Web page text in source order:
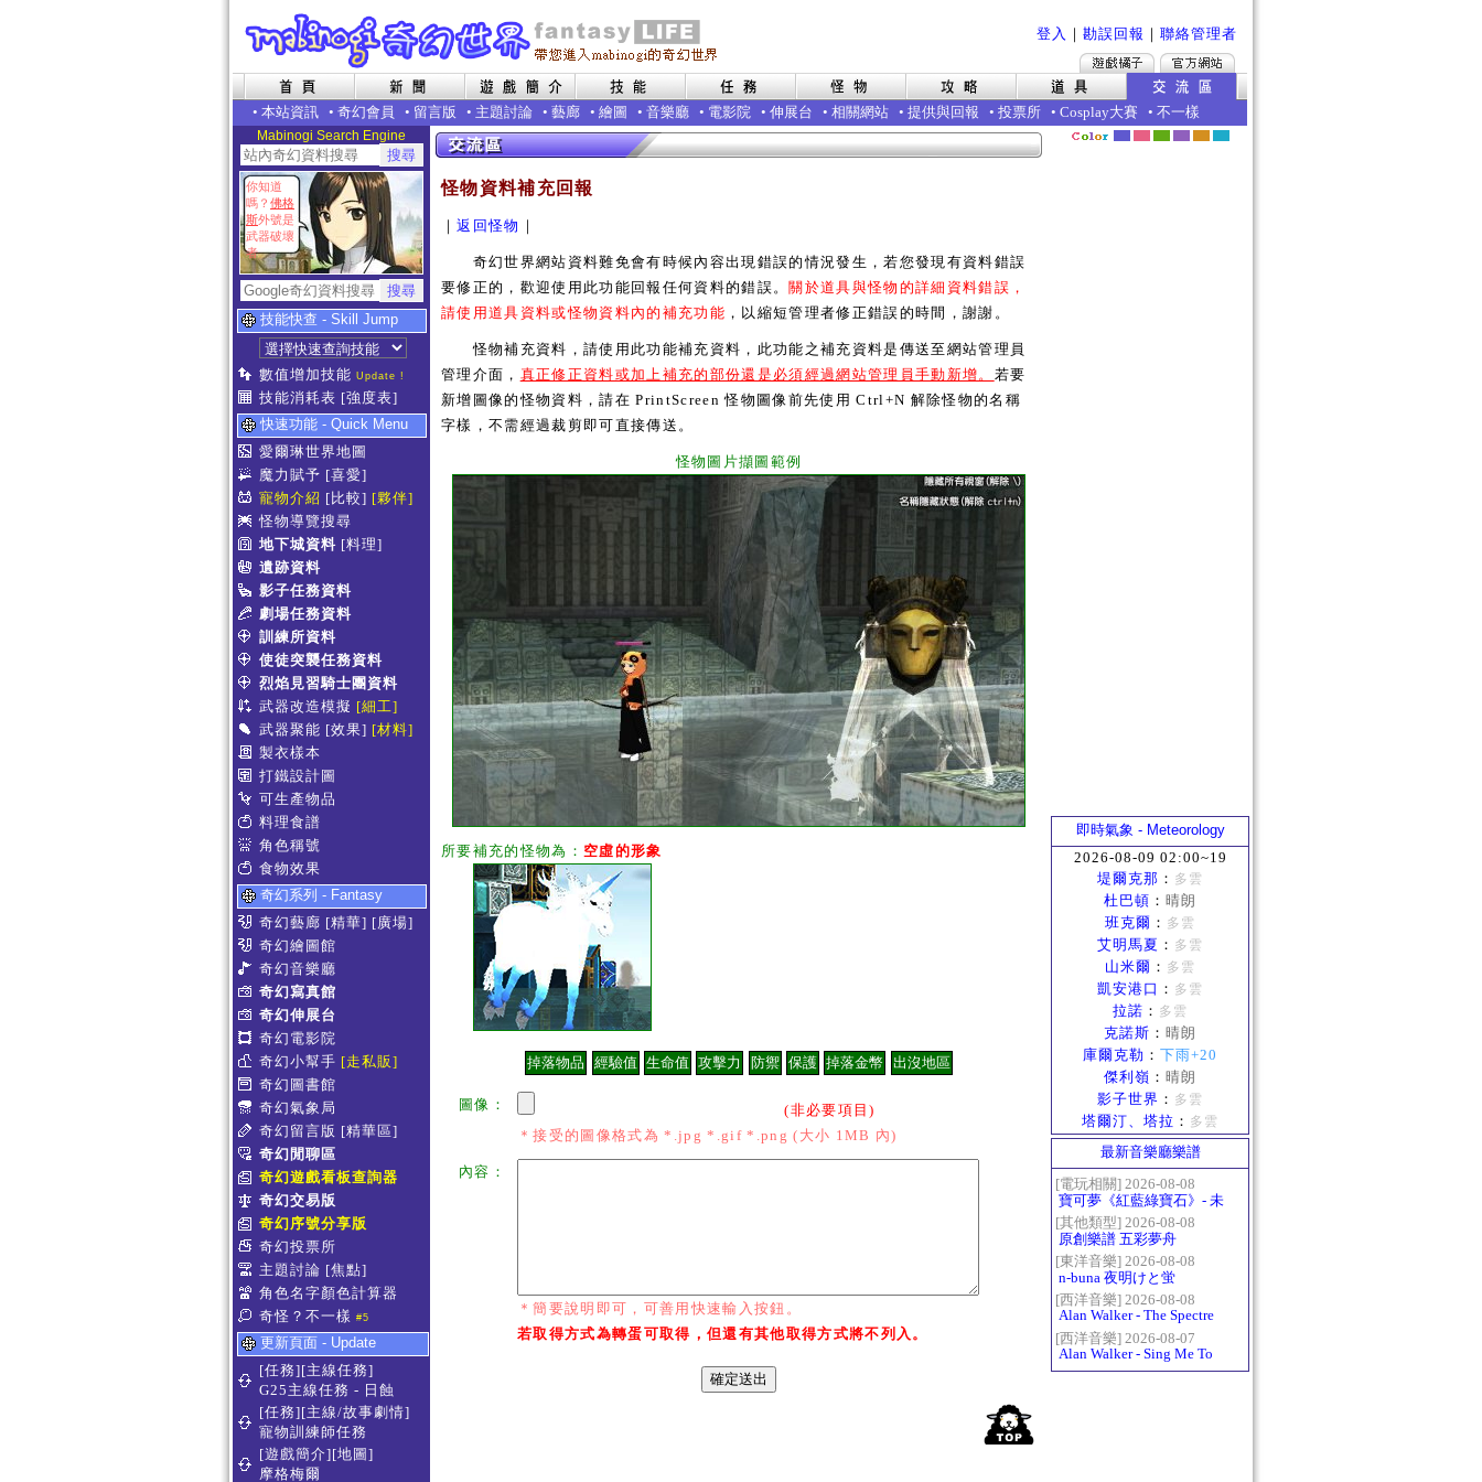
登入 ｜ 勘誤回報 ｜ 聯絡管理者
• 本站資訊 • 奇幻會員 • 留言版 • 主題討論 • 藝廊 • 繪圖 • 音樂廳 • 電影院 • 伸展台 • 相關網站 • 提供與回報 • 投票所 • Cosplay大賽 • 不一樣
Mabinogi Search Engine
你知道
嗎？ 佛格
斯外號是
武器破壞
者
技能快查 - Skill Jump
數值增加技能 Update !
技能消耗表 [強度表]
快速功能 - Quick Menu
愛爾琳世界地圖
魔力賦予 [喜愛]
寵物介紹 [比較] [夥伴]
怪物導覽搜尋
地下城資料 [料理]
遺跡資料
影子任務資料
劇場任務資料
訓練所資料
使徒突襲任務資料
烈焰見習騎士團資料
武器改造模擬 [細工]
武器聚能 [效果] [材料]
製衣樣本
打鐵設計圖
可生產物品
料理食譜
角色稱號
食物效果
奇幻系列 - Fantasy
奇幻藝廊 [精華] [廣場]
奇幻繪圖館
奇幻音樂廳
奇幻寫真館
奇幻伸展台
奇幻電影院
奇幻小幫手 [走私販]
奇幻圖書館
奇幻氣象局
奇幻留言版 [精華區]
奇幻閒聊區
奇幻遊戲看板查詢器
奇幻交易版
奇幻序號分享版
奇幻投票所
主題討論 [焦點]
角色名字顏色計算器
奇怪？不一樣 #5
更新頁面 - Update
[任務][主線任務]
G25主線任務 - 日蝕
[任務][主線/故事劇情]
寵物訓練師任務
[遊戲簡介][地圖]
摩格梅爾
怪物資料補充回報
｜返回怪物 ｜
奇幻世界網站資料難免會有時候內容出現錯誤的情況發生，若您發現有資料錯誤
要修正的，歡迎使用此功能回報任何資料的錯誤。 關於道具與怪物的詳細資料錯誤，
請使用道具資料或怪物資料內的補充功能 ，以縮短管理者修正錯誤的時間，謝謝。
怪物補充資料，請使用此功能補充資料，此功能之補充資料是傳送至網站管理員
管理介面， 真正修正資料或加上補充的部份還是必須經過網站管理員手動新增。 若要
新增圖像的怪物資料，請在 PrintScreen 怪物圖像前先使用 Ctrl+N 解除怪物的名稱
字樣，不需經過裁剪即可直接傳送。
怪物圖片擷圖範例
所要補充的怪物為： 空虛的形象
圖像：
(非必要項目)
＊接受的圖像格式為 *.jpg *.gif *.png (大小 1MB 內)
內容：
＊簡要說明即可，可善用快速輸入按鈕。
若取得方式為轉蛋可取得，但還有其他取得方式將不列入。
即時氣象 - Meteorology
2026-08-09 02:00~19
堤爾克那 ： 多雲
杜巴頓 ： 晴朗
班克爾 ： 多雲
艾明馬夏 ： 多雲
山米爾 ： 多雲
凱安港口 ： 多雲
拉諾 ： 多雲
克諾斯 ： 晴朗
庫爾克勒 ： 下雨+20
傑利嶺 ： 晴朗
影子世界 ： 多雲
塔爾汀、塔拉 ： 多雲
最新音樂廳樂譜
[電玩相關] 2026-08-08
寶可夢《紅藍綠寶石》- 未
白鎮BGM (Littleroot Town)
[其他類型] 2026-08-08
原創樂譜 五彩夢舟
[東洋音樂] 2026-08-08
n-buna 夜明けと蛍
[西洋音樂] 2026-08-08
Alan Walker - The Spectre
[西洋音樂] 2026-08-07
Alan Walker - Sing Me To
Sleep